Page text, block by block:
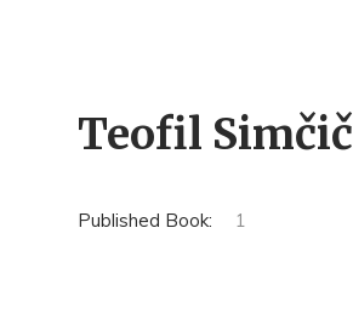
Teofil Simčič
Published Book: 1